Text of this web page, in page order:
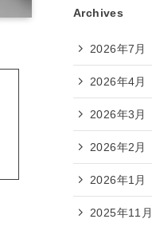
Archives
2026年7月
2026年4月
2026年3月
2026年2月
2026年1月
2025年11月